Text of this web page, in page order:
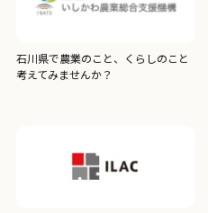
石川県で農業のこと、くらしのこと
考えてみませんか？